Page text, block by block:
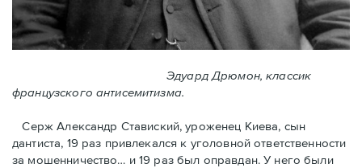
Эдуард Дрюмон, классик
французского антисемитизма.
Серж Александр Ставиский, уроженец Киева, сын
дантиста, 19 раз привлекался к уголовной ответственности
за мошенничество… и 19 раз был оправдан. У него были